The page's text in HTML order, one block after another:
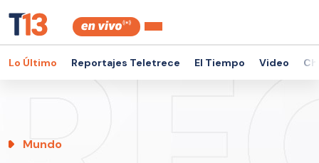
Lo Último Reportajes Teletrece El Tiempo Video
Mundo